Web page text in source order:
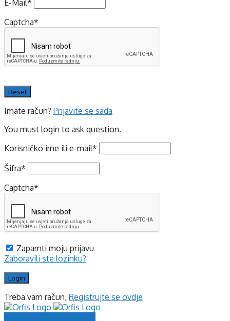
E-Mail*
Captcha*
Imate račun? Prijavite se sada
You must login to ask question.
Korisničko ime ili e-mail*
Šifra*
Captcha*
Zapamti moju prijavu
Zaboravili ste lozinku?
Treba vam račun, Registrujte se ovdje